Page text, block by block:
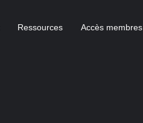
Ressources Accès membres